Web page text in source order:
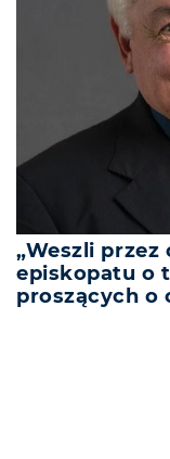
„Weszli
episkopatu o
proszących o